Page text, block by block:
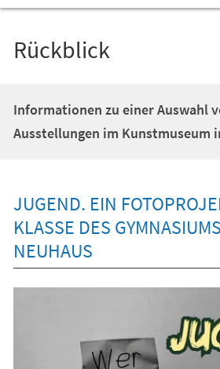
Rückblick
Informationen zu einer Auswahl
Ausstellungen im Kunstmuseum
JUGEND. EIN
KLASSE DES GYMNASIUMS
EUHAUS